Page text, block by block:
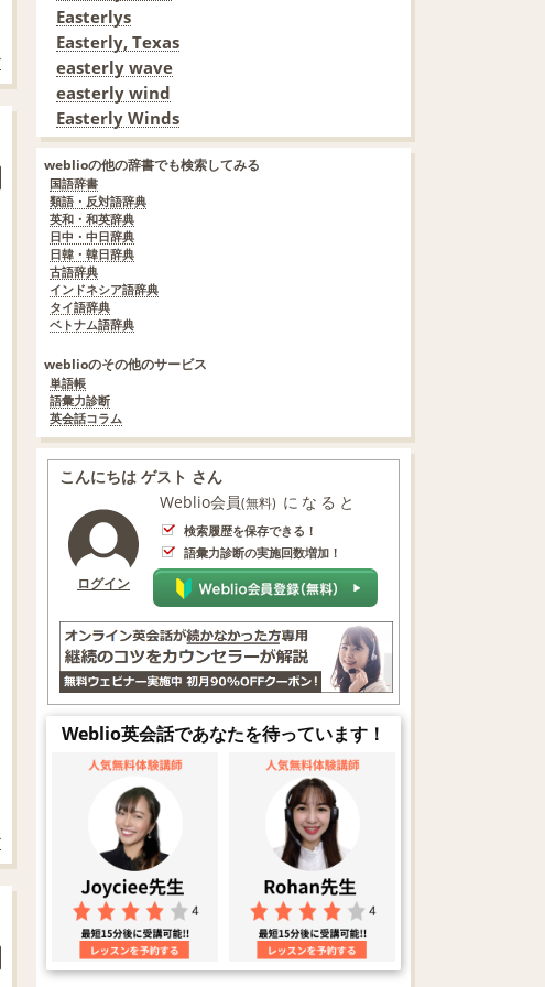
Easterlys
Easterly, Texas
easterly wave
easterly wind
Easterly Winds
weblioの他の辞書でも検索してみる
国語辞書
類語・反対語辞典
英和・和英辞典
日中・中日辞典
日韓・韓日辞典
古語辞典
インドネシア語辞典
タイ語辞典
ベトナム語辞典
weblioのその他のサービス
単語帳
語彙力診断
英会話コラム
こんにちは ゲスト さん
ログイン
Weblio会員(無料) になると
検索履歴を保存できる！
語彙力診断の実施回数増加！
Weblio英会話であなたを待っています！